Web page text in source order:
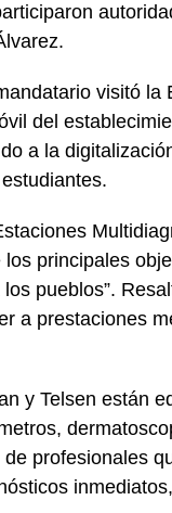
visitó la
del
a la
principales
pueblos”.
a prestaciones
y Telsen están
profesionales